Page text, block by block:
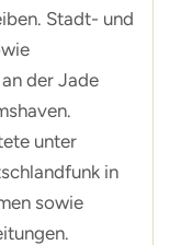
Stadt- und
der Jade
unter
in
sowie